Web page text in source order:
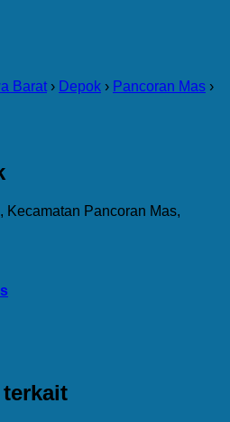
Barat › Depok › Pancoran Mas ›
Kecamatan Pancoran Mas,